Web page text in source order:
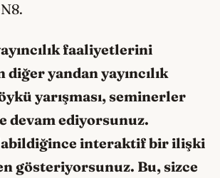
faaliyetlerini
yandan yayıncılık
yarışması, seminerler
devam ediyorsunuz.
interaktif bir ilişki
gösteriyorsunuz. Bu, sizce